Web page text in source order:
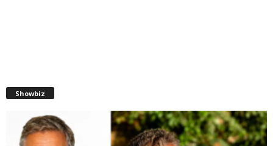
Showbiz